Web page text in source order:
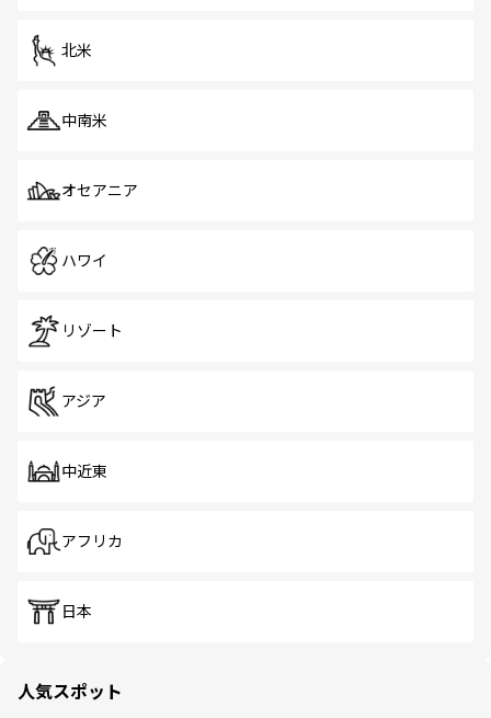
北米
中南米
オセアニア
ハワイ
リゾート
アジア
中近東
アフリカ
日本
人気スポット